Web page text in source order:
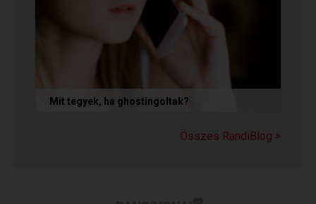
Mit tegyek, ha ghostingoltak?
a legfontosabb teendőd: ne fuss utána, ne küldj
Összes RandiBlog >